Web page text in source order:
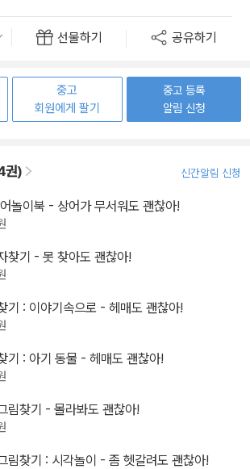
선물하기 공유하기
중고
회원에게 팔기
중고 등록
알림 신청
권) 신간알림 신청
놀이북 - 상어가 무서워도 괜찮아!
찾기 - 못 찾아도 괜찮아!
기 : 이야기속으로 - 헤매도 괜찮아!
기 : 아기 동물 - 헤매도 괜찮아!
림찾기 - 몰라봐도 괜찮아!
림찾기 : 시각놀이 - 좀 헷갈려도 괜찮아!